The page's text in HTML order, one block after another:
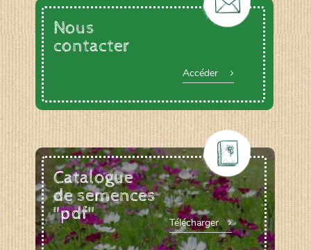
Nous
contacter
Accéder
Catalogue
de semences
"pdf"
Télécharger